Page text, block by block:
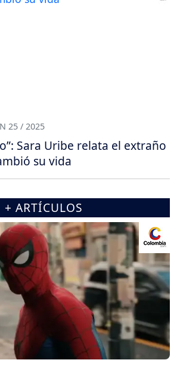
25 / 2025
Sara Uribe relata el extraño
su vida
+ ARTÍCULOS